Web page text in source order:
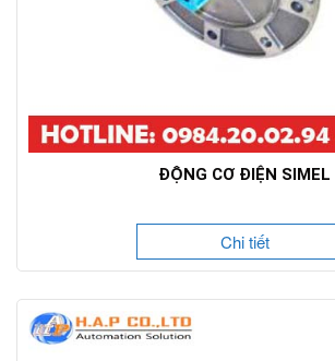
ĐỘNG CƠ ĐIỆN SIMEL
Chi tiết